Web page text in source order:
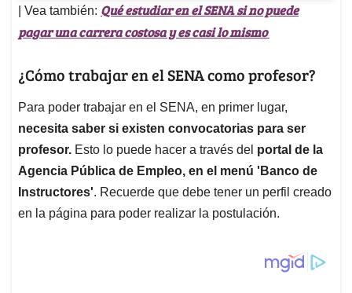
| Vea también: Qué estudiar en el SENA si no puede
pagar una carrera costosa y es casi lo mismo
¿Cómo trabajar en el SENA como profesor?
Para poder trabajar en el SENA, en primer lugar,
necesita saber si existen convocatorias para ser
profesor. Esto lo puede hacer a través del portal de la
Agencia Pública de Empleo, en el menú 'Banco de
Instructores'. Recuerde que debe tener un perfil creado
en la página para poder realizar la postulación.